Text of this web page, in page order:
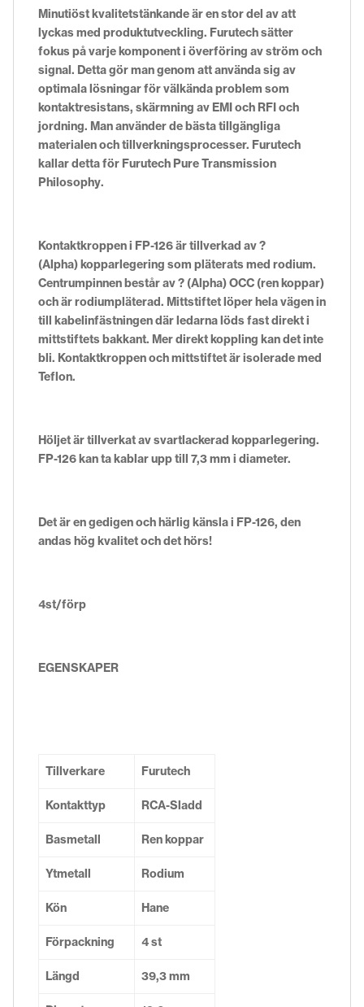
Minutiöst kvalitetstänkande är en stor del av att
lyckas med produktutveckling. Furutech sätter
fokus på varje komponent i överföring av ström och
signal. Detta gör man genom att använda sig av
optimala lösningar för välkända problem som
kontaktresistans, skärmning av EMI och RFI och
jordning. Man använder de bästa tillgängliga
materialen och tillverkningsprocesser. Furutech
kallar detta för Furutech Pure Transmission
Philosophy.
Kontaktkroppen i FP-126 är tillverkad av ?
(Alpha) kopparlegering som pläterats med rodium.
Centrumpinnen består av ? (Alpha) OCC (ren koppar)
och är rodiumpläterad. Mittstiftet löper hela vägen in
till kabelinfästningen där ledarna löds fast direkt i
mittstiftets bakkant. Mer direkt koppling kan det inte
bli. Kontaktkroppen och mittstiftet är isolerade med
Teflon.
Höljet är tillverkat av svartlackerad kopparlegering.
FP-126 kan ta kablar upp till 7,3 mm i diameter.
Det är en gedigen och härlig känsla i FP-126, den
andas hög kvalitet och det hörs!
4st/förp
EGENSKAPER
Tillverkare Furutech
Kontakttyp RCA-Sladd
Basmetall Ren koppar
Ytmetall Rodium
Kön Hane
Förpackning 4 st
Längd 39,3 mm